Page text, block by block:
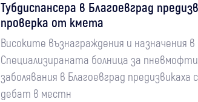
Тубдиспансера в Благоевград
проверка от кмета
Високите възнаграждения и назначения в
Специализираната болница за
заболявания в Благоевград предизвикаха
дебат в местн